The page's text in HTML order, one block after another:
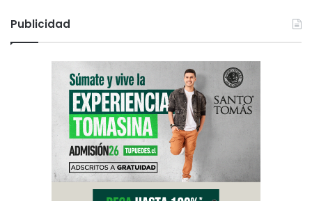
Publicidad